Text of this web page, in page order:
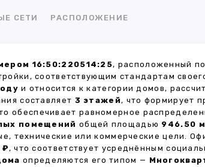
СЕТИ РАСПОЛОЖЕНИЕ
16:50:220514:25, расположенный
соответствующим стандартам
и относится к категории домов,
составляет 3 этажей, что формирует
обеспечивает равномерное
помещений общей площадью 946.50
технические или коммерческие цели.
₽, что соответствует усреднённым
определяются его типом —